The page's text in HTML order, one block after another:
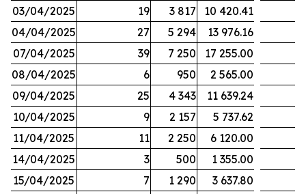
03/04/2025
19 3 817
10 420.41
04/04/2025
27 5 294
13 976.16
07/04/2025
39 7 250
17 255.00
08/04/2025
6 950
2 565.00
09/04/2025
25 4 343
11 639.24
10/04/2025
9 2 157
5 737.62
11/04/2025
11 2 250
6 120.00
14/04/2025
3 500
1 355.00
15/04/2025
7 1 290
3 637.80